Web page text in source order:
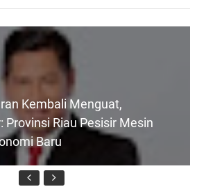
Kembali Menguat,
Provinsi Riau Pesisir Mesin
Baru